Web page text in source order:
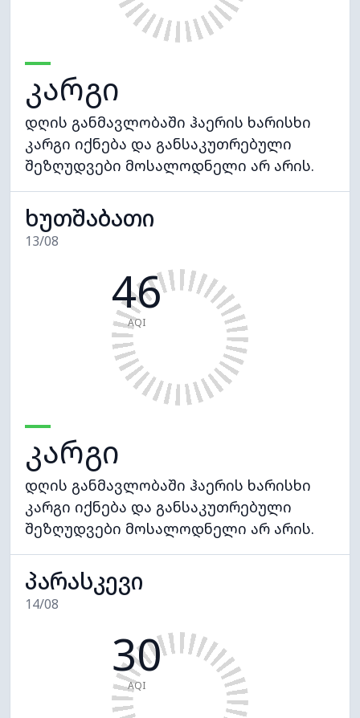
კარგი
დღის განმავლობაში ჰაერის ხარისხი
კარგი იქნება და განსაკუთრებული
შეზღუდვები მოსალოდნელი არ არის.
ხუთშაბათი
13/08
46
AQI
კარგი
დღის განმავლობაში ჰაერის ხარისხი
კარგი იქნება და განსაკუთრებული
შეზღუდვები მოსალოდნელი არ არის.
პარასკევი
14/08
30
AQI